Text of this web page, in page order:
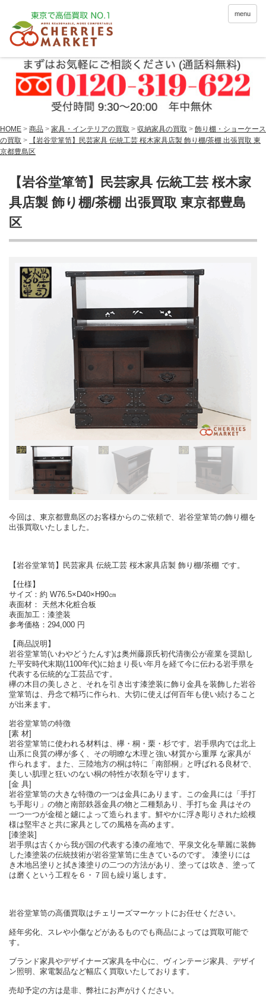
menu
HOME > 商品 > 家具・インテリアの買取 > 収納家具の買取 > 飾り棚・ショーケース
の買取 >
【岩谷堂箪笥】民芸家具 伝統工芸 桜木家具店製 飾り棚/茶棚 出張買取 東
京都豊島区
【岩谷堂箪笥】民芸家具 伝統工芸 桜木家
具店製 飾り棚/茶棚 出張買取 東京都豊島
区
今回は、東京都豊島区のお客様からのご依頼で、岩谷堂箪笥の飾り棚を
出張買取いたしました。
【岩谷堂箪笥】民芸家具 伝統工芸 桜木家具店製 飾り棚/茶棚 です。
【仕様】
サイズ：約 W76.5×D40×H90㎝
表面材： 天然木化粧合板
表面加工：漆塗装
参考価格：294,000 円
【商品説明】
岩谷堂箪笥(いわやどうたんす)は奥州藤原氏初代清衡公が産業を奨励し
た平安時代末期(1100年代)に始まり長い年月を経て今に伝わる岩手県を
代表する伝統的な工芸品です。
欅の木目の美しさと、それを引き出す漆塗装に飾り金具を装飾した岩谷
堂箪笥は、丹念で精巧に作られ、大切に使えば何百年も使い続けること
が出来ます。
岩谷堂箪笥の特徴
[素 材]
岩谷堂箪笥に使われる材料は、欅・桐・栗・杉です。岩手県内では北上
山系に良質の欅が多く、その明瞭な木理と強い材質から重厚 な家具が
作られます。また、三陸地方の桐は特に「南部桐」と呼ばれる良材で、
美しい肌理と狂いのない桐の特性が衣類を守ります。
[金 具]
岩谷堂箪笥の大きな特徴の一つは金具にあります。この金具には「手打
ち手彫り」の物と南部鉄器金具の物と二種類あり、手打ち金 具はその
一つ一つが金槌と鑢によって造られます。鮮やかに浮き彫りされた絵模
様は堅牢さと共に家具としての風格を高めます。
[漆塗装]
岩手県は古くから我が国の代表する漆の産地で、平泉文化を華麗に装飾
した漆塗装の伝統技術が岩谷堂箪笥に生きているのです。 漆塗りには
き木地呂塗りと拭き漆塗りの二つの方法があり、塗っては吹き、塗って
は磨くという工程を６・７回も繰り返します。
岩谷堂箪笥の高価買取はチェリーズマーケットにお任せください。
経年劣化、スレや小傷などがあるものでも商品によっては買取可能で
す。
ブランド家具やデザイナーズ家具を中心に、ヴィンテージ家具、デザイ
ン照明、家電製品など幅広く買取いたしております。
売却予定の方は是非、弊社にお声がけください。